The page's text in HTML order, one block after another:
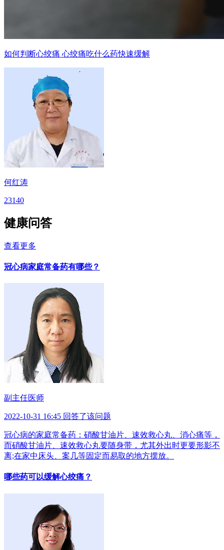
如何判断心绞痛 心绞痛吃什么药快速缓解
何红涛
23140
健康问答
查看更多
冠心病家庭常备药有哪些？
副主任医师
2022-10-31 16:45 回答了该问题
冠心病的家庭常备药：硝酸甘油片、速效救心丸、消心痛等，
而硝酸甘油片、速效救心丸要随身带，尤其外出时更要形影不
离;在家中床头、案几等固定而易取的地方摆放。
哪些药可以缓解心绞痛？